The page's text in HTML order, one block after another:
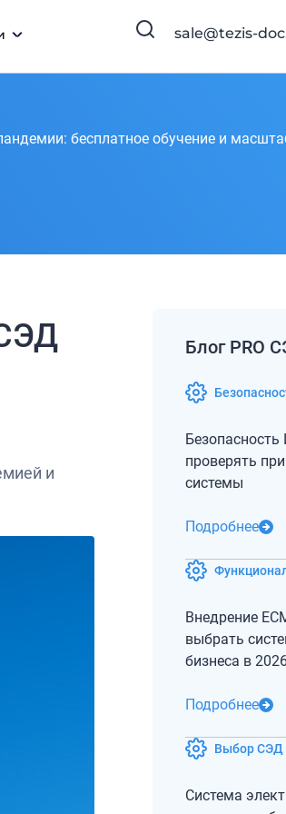
sale@tezis-
бесплатное обучение и
и
Блог PRO
проверять
системы
Подробнее
Внедрение
выбрать
бизнеса в
Подробнее
Выбор СЭД
Система